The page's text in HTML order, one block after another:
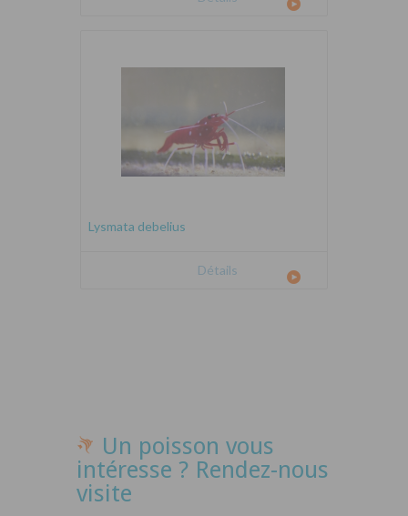
Lysmata debelius
Détails
Un poisson vous
intéresse ? Rendez-nous
visite